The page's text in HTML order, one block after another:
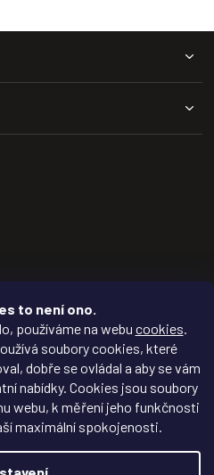
to není ono.
používáme na webu cookies.
soubory cookies, které
dobře se ovládal a aby se vám
nabídky. Cookies jsou soubory
webu, k měření jeho funkčnosti
maximální spokojenosti.